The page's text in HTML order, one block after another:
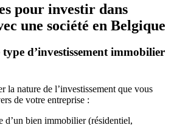
pour investir dans
une société en Belgique
d’investissement immobilier
la nature de l’investissement que vous
de votre entreprise :
d’un bien immobilier (résidentiel,